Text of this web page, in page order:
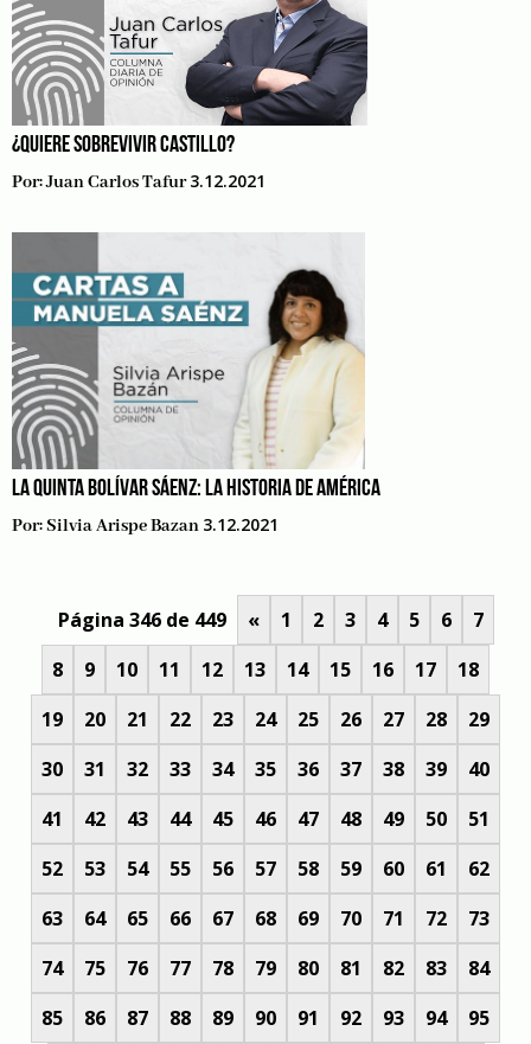
¿QUIERE SOBREVIVIR CASTILLO?
Por:Juan Carlos Tafur 3.12.2021
LA QUINTA BOLÍVAR SÁENZ: LA HISTORIA DE AMÉRICA
Por:Silvia Arispe Bazan 3.12.2021
Página 346 de 449 « 1 2 3 4 5 6
7
8
9 10 11 12 13 14 15 16 17
18
19
20 21 22 23 24 25 26 27 28
29
30
31 32 33 34 35 36 37 38 39
40
41
42 43 44 45 46 47 48 49 50
51
52
53 54 55 56 57 58 59 60 61
62
63
64 65 66 67 68 69 70 71 72
73
74
75 76 77 78 79 80 81 82 83
84
85
86 87 88 89 90 91 92 93 94
95